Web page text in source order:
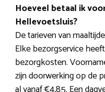
Hoeveel betaal ik
Hellevoetsluis?
De tarieven van
Elke bezorgservice
bezorgkosten.
zijn doorwerking op de